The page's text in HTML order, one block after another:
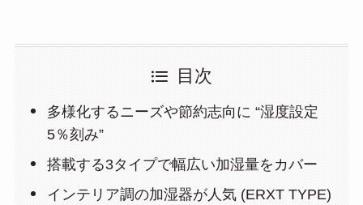
目次
多様化するニーズや節約志向に “湿度設定
5％刻み”
搭載する3タイプで幅広い加湿量をカバー
インテリア調の加湿器が人気 (ERXT TYPE)